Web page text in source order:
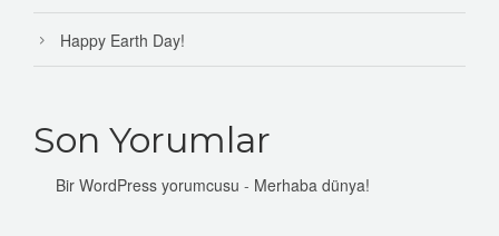
Happy Earth Day!
Son Yorumlar
Bir WordPress yorumcusu - Merhaba dünya!